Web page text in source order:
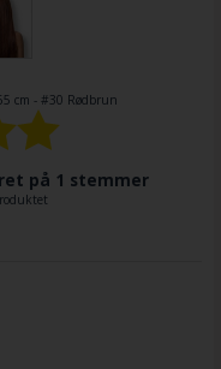
cm - #30 Rødbrun
på 1 stemmer